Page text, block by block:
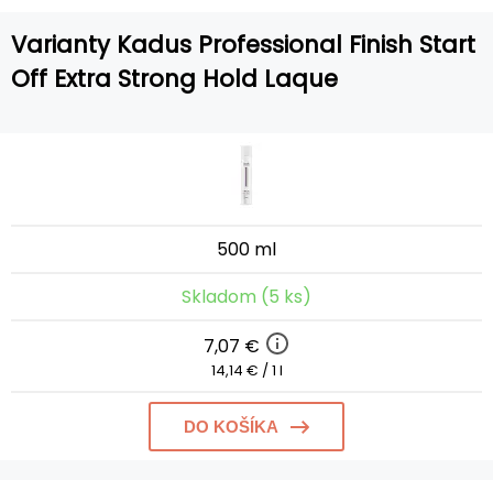
Varianty Kadus Professional Finish Start
Off Extra Strong Hold Laque
500 ml
Skladom (5 ks)
7,07 €
14,14 € / 1 l
DO KOŠÍKA